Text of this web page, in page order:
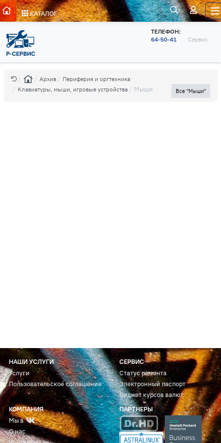
КАТАЛОГ
ТЕЛЕФОН:
64-50-41
Сервис
Архив
Периферия и оргтехника
Клавиатуры, мыши, игровые устройства
Мыши Все "Мыши"
НАШИ УСЛУГИ
Услуги
Пользовательское соглашение
СЕРВИС
Статус ремонта
Электронный паспорт
Виджет курсов валют
КОМПАНИЯ
Мы в
О нас
ПАРТНЕРЫ